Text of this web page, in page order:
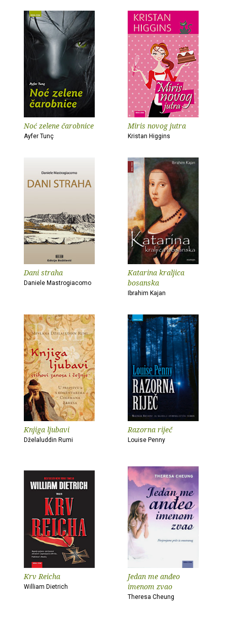
Noć zelene čarobnice
Ayfer Tunç
Miris novog jutra
Kristan Higgins
Dani straha
Daniele Mastrogiacomo
Katarina kraljica
bosanska
Ibrahim Kajan
Knjiga ljubavi
Dželaluddin Rumi
Razorna riječ
Louise Penny
Krv Reicha
William Dietrich
Jedan me anđeo
imenom zvao
Theresa Cheung